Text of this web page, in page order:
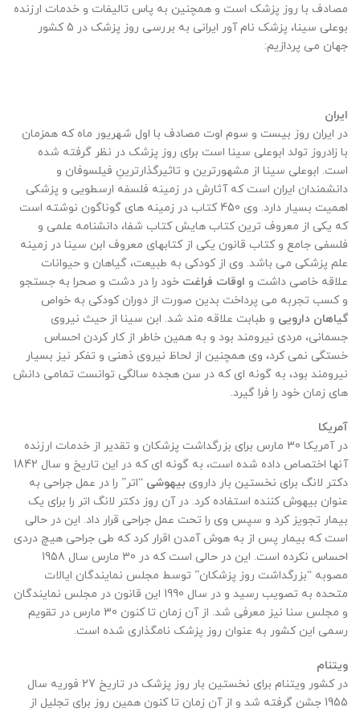
مصادف با روز پزشک است و همچنین به پاس تالیفات و خدمات ارزنده
بوعلی سینا، پزشک نام آور ایرانی به بررسی روز پزشک در 5 کشور
جهان می پردازیم:
ایران
در ایران روز بیست و سوم اوت مصادف با اول شهریور ماه که همزمان
با زادروز تولد ابوعلی سینا است برای روز پزشک در نظر گرفته شده
است. ابوعلی سینا از مشهورترین و تاثیرگذارترینِ فیلسوفان و
دانشمندان ایران است که آثارش در زمینه فلسفه ارسطویی و پزشکی
اهمیت بسیار دارد. وی 450 کتاب در زمینه های گوناگون نوشته است
که یکی از معروف ترین کتاب هایش کتاب شفا، دانشنامه علمی و
فلسفی جامع و کتاب قانون یکی از کتابهای معروف ابن سینا در زمینه
علم پزشکی می باشد. وی از کودکی به طبیعت، گیاهان و حیوانات
علاقه خاصی داشت و اوقات فراغت خود را در دشت و صحرا به جستجو
و کسب تجربه می پرداخت ‏بدین صورت از دوران کودکی به خواص
گیاهان دارویی و طبابت علاقه مند شد. ابن سینا از حیث نیروی
جسمانی، مردی نیرومند بود و به همین خاطر از کار کردن احساس
خستگی نمی کرد، وی همچنین از لحاظ نیروی ذهنی و تفکر نیز بسیار
نیرومند بود، به گونه ای که در سن هجده سالگی توانست تمامی دانش
های زمان خود را فرا گیرد.
آمریکا
در آمریکا 30 مارس برای بزرگداشت پزشکان و تقدیر از خدمات ارزنده
آنها اختصاص داده شده است، به گونه ای که در این تاریخ و سال 1842
دکتر لانگ برای نخستین بار داروی بیهوشی “اتر” را در عمل جراحی به
عنوان بیهوش کننده استفاده کرد. در آن روز دکتر لانگ اتر را برای یک
بیمار تجویز کرد و سپس وی را تحت عمل جراحی قرار داد. این در حالی
است که بیمار پس از به هوش آمدن اقرار کرد که طی جراحی هیچ دردی
احساس نکرده است. این در حالی است که در 30 مارس سال 1958
مصوبه “بزرگداشت روز پزشکان” توسط مجلس نمایندگان ایالات
متحده به تصویب رسید و در سال 1990 این قانون در مجلس نمایندگان
و مجلس سنا نیز معرفی شد. از آن زمان تا کنون 30 مارس در تقویم
رسمی این کشور به عنوان روز پزشک نامگذاری شده است.
ویتنام
در کشور ویتنام برای نخستین بار روز پزشک در تاریخ 27 فوریه سال
1955 جشن گرفته شد و از آن زمان تا کنون همین روز برای تجلیل از